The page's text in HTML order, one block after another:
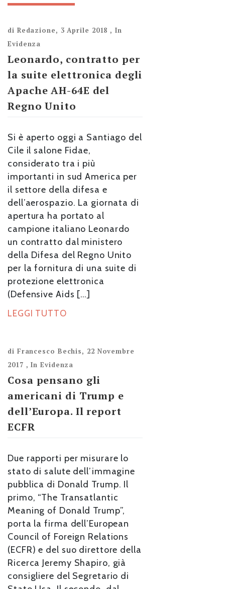
di Redazione, 3 Aprile 2018 ,In
Evidenza
Leonardo, contratto per
la suite elettronica degli
Apache AH-64E del
Regno Unito
Si è aperto oggi a Santiago del
Cile il salone Fidae,
considerato tra i più
importanti in sud America per
il settore della difesa e
dell’aerospazio. La giornata di
apertura ha portato al
campione italiano Leonardo
un contratto dal ministero
della Difesa del Regno Unito
per la fornitura di una suite di
protezione elettronica
(Defensive Aids […]
LEGGI TUTTO
di Francesco Bechis, 22 Novembre
2017 ,In Evidenza
Cosa pensano gli
americani di Trump e
dell’Europa. Il report
ECFR
Due rapporti per misurare lo
stato di salute dell’immagine
pubblica di Donald Trump. Il
primo, “The Transatlantic
Meaning of Donald Trump”,
porta la firma dell’European
Council of Foreign Relations
(ECFR) e del suo direttore della
Ricerca Jeremy Shapiro, già
consigliere del Segretario di